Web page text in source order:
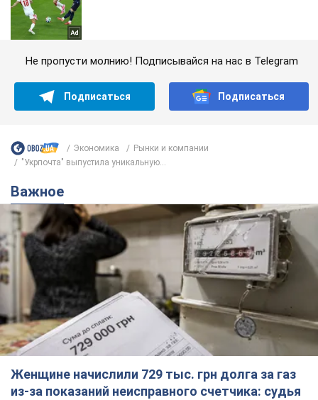
Не пропусти молнию! Подписывайся на нас в Telegram
Подписаться Подписаться
Экономика
Рынки и компании
"Укрпочта" выпустила уникальную...
Важное
Женщине начислили 729 тыс. грн долга за газ
из-за показаний неисправного счетчика: судья